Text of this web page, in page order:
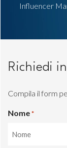
Influencer
Richiedi
Compila il form
Nome *